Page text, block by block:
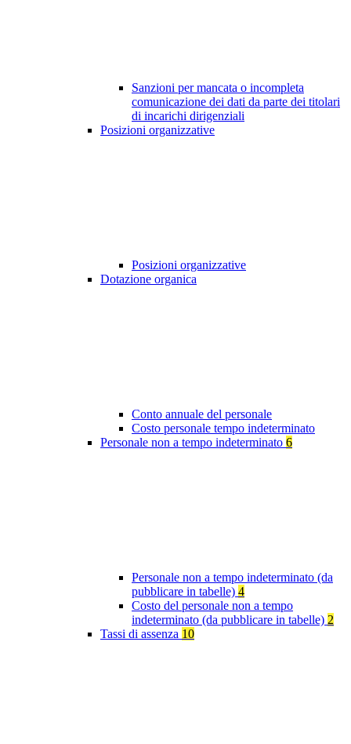
Sanzioni per mancata o incompleta
comunicazione dei dati da parte dei titolari
di incarichi dirigenziali
Posizioni organizzative
Posizioni organizzative
Dotazione organica
Conto annuale del personale
Costo personale tempo indeterminato
Personale non a tempo indeterminato 6
Personale non a tempo indeterminato (da
pubblicare in tabelle) 4
Costo del personale non a tempo
indeterminato (da pubblicare in tabelle) 2
Tassi di assenza 10